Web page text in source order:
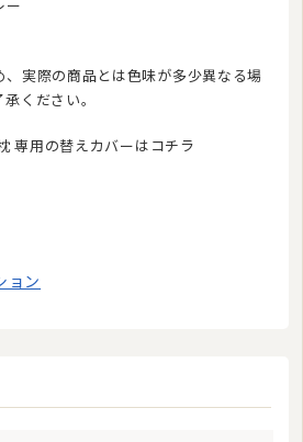
ー
実際の商品とは色味が多少異なる場
ください。
専用の替えカバーはコチラ
ョン